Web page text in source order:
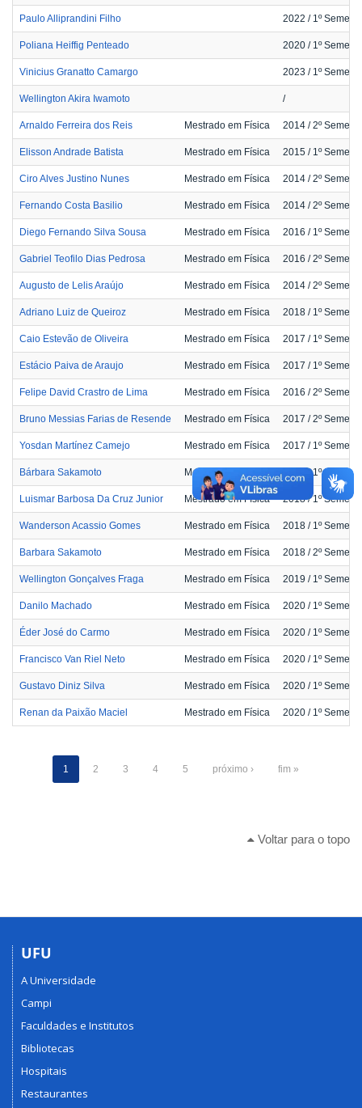
Paulo Alliprandini Filho 2022 / 1º
Poliana Heiffig Penteado 2020 / 1º
Vinicius Granatto Camargo 2023 / 1º
Wellington Akira Iwamoto /
Arnaldo Ferreira dos Reis Mestrado em Física 2014 / 2º
Elisson Andrade Batista Mestrado em Física 2015 / 1º
Ciro Alves Justino Nunes Mestrado em Física 2014 / 2º
Fernando Costa Basilio Mestrado em Física 2014 / 2º
Diego Fernando Silva Sousa Mestrado em Física 2016 / 1º
Gabriel Teofilo Dias Pedrosa Mestrado em Física 2016 / 2º
Augusto de Lelis Araújo Mestrado em Física 2014 / 2º
Adriano Luiz de Queiroz Mestrado em Física 2018 / 1º
Caio Estevão de Oliveira Mestrado em Física 2017 / 1º
Estácio Paiva de Araujo Mestrado em Física 2017 / 1º
Felipe David Crastro de Lima Mestrado em Física 2016 / 2º
Bruno Messias Farias de Resende Mestrado em Física 2017 / 2º
Yosdan Martínez Camejo Mestrado em Física 2017 / 1º
Bárbara Sakamoto Mestrado em Física / 1º
Luismar Barbosa Da Cruz Junior Mestrado em Física 2018/ 1º
Wanderson Acassio Gomes Mestrado em Física 2018 / 1º
Barbara Sakamoto Mestrado em Física 2018 / 2º
Wellington Gonçalves Fraga Mestrado em Física 2019 / 1º
Danilo Machado Mestrado em Física 2020 / 1º
Éder José do Carmo Mestrado em Física 2020 / 1º
Francisco Van Riel Neto Mestrado em Física 2020 / 1º
Gustavo Diniz Silva Mestrado em Física 2020 / 1º
Renan da Paixão Maciel Mestrado em Física 2020 / 1º
1 2 3 4 5 próximo › fim »
Voltar para o topo
UFU
A Universidade
Campi
Faculdades e Institutos
Bibliotecas
Hospitais
Restaurantes